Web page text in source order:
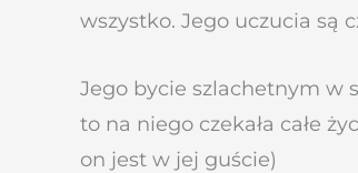
wszystko. Jego uczucia są
Jego bycie szlachetnym w
to na niego czekała całe
on jest w jej guście)